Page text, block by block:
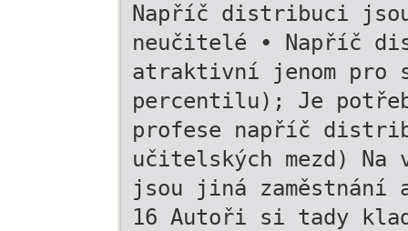
Napříč distribuci
neučitelé • Napříč
atraktivní jenom pro
percentilu); Je
profese napříč
učitelských mezd) Na
jsou jiná
16 Autoři si tady